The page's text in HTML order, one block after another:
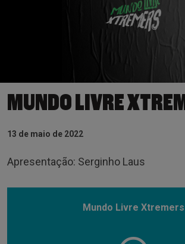
MUNDO LIVRE
13 de maio de 2022
Apresentação: Serginho Laus
Mundo Livre Xtremers